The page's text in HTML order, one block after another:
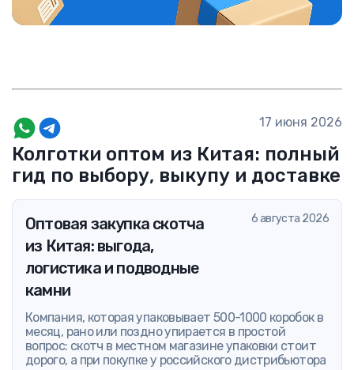
Колготки оптом из Китая: полный
гид по выбору, выкупу и доставке
17 июня 2026
Оптовая закупка скотча
из Китая: выгода,
логистика и подводные
камни
6 августа 2026
Компания, которая упаковывает 500-1000 коробок в
месяц, рано или поздно упирается в простой
вопрос: скотч в местном магазине упаковки стоит
дорого, а при покупке у российского дистрибьютора